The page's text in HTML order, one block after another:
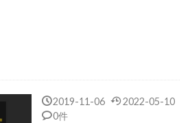
ケイレブ・ヘンリー
2019-11-06
2022-05-10
0件